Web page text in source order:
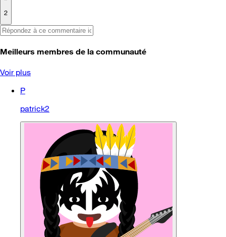
2
Meilleurs membres de la communauté
Voir plus
P
patrick2